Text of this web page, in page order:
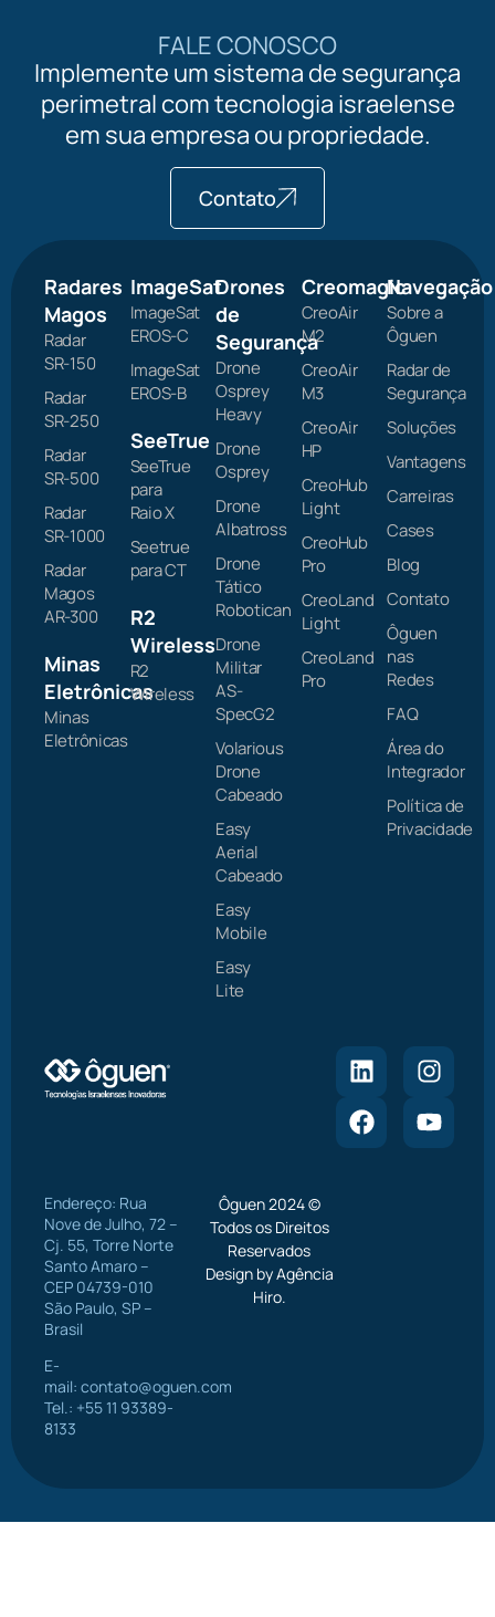
FALE CONOSCO
Implemente um sistema de segurança
perimetral com tecnologia israelense
em sua empresa ou propriedade.
Contato
Radares
Magos
Radar
SR-150
Radar
SR-250
Radar
SR-500
Radar
SR-1000
Radar
Magos
AR-300
Minas
Eletrônicas
Minas
Eletrônicas
ImageSat
ImageSat
EROS-C
ImageSat
EROS-B
SeeTrue
SeeTrue
para
Raio X
Seetrue
para CT
R2
Wireless
R2
Wireless
Drones
de
Segurança
Drone
Osprey
Heavy
Drone
Osprey
Drone
Albatross
Drone
Tático
Robotican
Drone
Militar
AS-
SpecG2
Volarious
Drone
Cabeado
Easy
Aerial
Cabeado
Easy
Mobile
Easy
Lite
Creomagic
CreoAir
M2
CreoAir
M3
CreoAir
HP
CreoHub
Light
CreoHub
Pro
CreoLand
Light
CreoLand
Pro
Navegação
Sobre a
Ôguen
Radar de
Segurança
Soluções
Vantagens
Carreiras
Cases
Blog
Contato
Ôguen
nas
Redes
FAQ
Área do
Integrador
Política de
Privacidade
Endereço: Rua
Nove de Julho, 72 –
Cj. 55, Torre Norte
Santo Amaro –
CEP 04739-010
São Paulo, SP –
Brasil
E-
mail: contato@oguen.com
Tel.: +55 11 93389-
8133
Ôguen 2024 ©
Todos os Direitos
Reservados
Design by Agência
Hiro.